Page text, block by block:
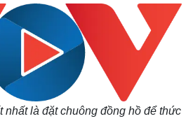
nhất là đặt chuông đồng hồ để thức